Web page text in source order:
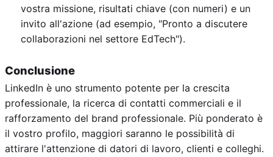
vostra missione, risultati chiave (con numeri) e un
invito all'azione (ad esempio, "Pronto a discutere
collaborazioni nel settore EdTech").
Conclusione
LinkedIn è uno strumento potente per la crescita
professionale, la ricerca di contatti commerciali e il
rafforzamento del brand professionale. Più ponderato è
il vostro profilo, maggiori saranno le possibilità di
attirare l'attenzione di datori di lavoro, clienti e colleghi.